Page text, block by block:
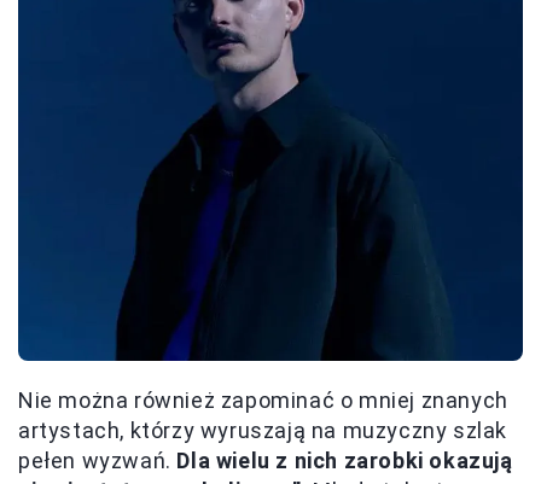
Nie można również zapominać o mniej znanych
artystach, którzy wyruszają na muzyczny szlak
pełen wyzwań. Dla wielu z nich zarobki okazują